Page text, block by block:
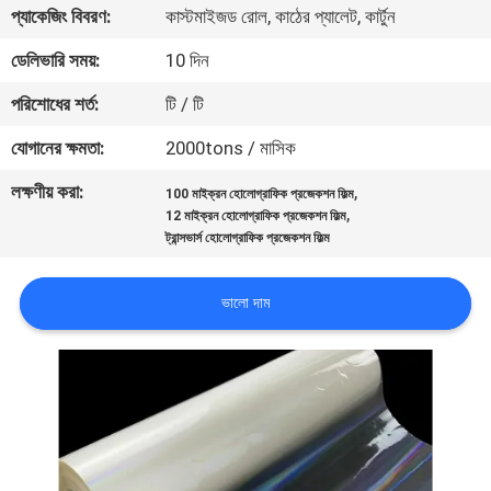
গুণমান
নিয়ন্ত্রণ
আমাদের
সাথে
খবর
অনুরোধ
প্যাকেজিং বিবরণ:
কাস্টমাইজড রোল, কাঠের প্যালেট, কার্টুন
ডেলিভারি সময়:
10 দিন
পরিশোধের শর্ত:
টি / টি
যোগানের ক্ষমতা:
2000tons / মাসিক
লক্ষণীয় করা:
100 মাইক্রন হোলোগ্রাফিক প্রজেকশন ফিল্ম,
12 মাইক্রন হোলোগ্রাফিক প্রজেকশন ফিল্ম,
ট্রান্সভার্স হোলোগ্রাফিক প্রজেকশন ফিল্ম
ভালো দাম